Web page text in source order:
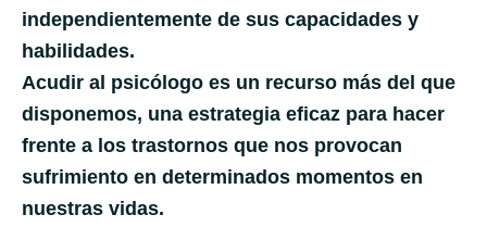
independientemente de sus capacidades y
habilidades.
Acudir al psicólogo es un recurso más del que
disponemos, una estrategia eficaz para hacer
frente a los trastornos que nos provocan
sufrimiento en determinados momentos en
nuestras vidas.